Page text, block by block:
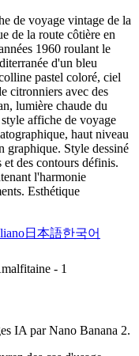
de voyage vintage de la
de la route côtière en
1960 roulant le
d'un bleu
pastel coloré, ciel
citronniers avec des
lumière chaude du
affiche de voyage
haut niveau
graphique. Style dessiné
des contours définis.
l'harmonie
Esthétique
日本語한국어
IA par Nano Banana 2.